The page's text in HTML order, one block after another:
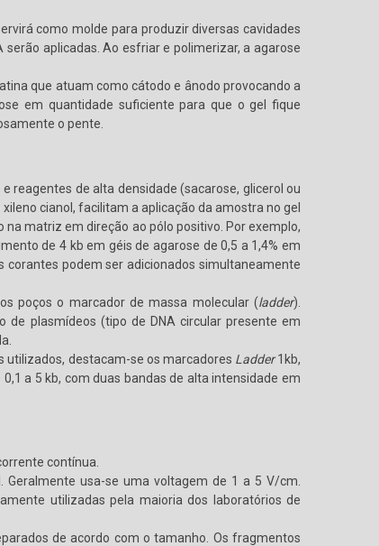
como molde para produzir diversas cavidades
aplicadas. Ao esfriar e polimerizar, a agarose
que atuam como cátodo e ânodo provocando a
em quantidade suficiente para que o gel fique
o pente.
reagentes de alta densidade (sacarose, glicerol ou
cianol, facilitam a aplicação da amostra no gel
matriz em direção ao pólo positivo. Por exemplo,
de 4 kb em géis de agarose de 0,5 a 1,4% em
corantes podem ser adicionados simultaneamente
poços o marcador de massa molecular (ladder).
plasmídeos (tipo de DNA circular presente em
utilizados, destacam-se os marcadores Ladder1kb,
a 5 kb, com duas bandas de alta intensidade em
contínua.
usa-se uma voltagem de 1 a 5 V/cm.
utilizadas pela maioria dos laboratórios de
de acordo com o tamanho. Os fragmentos